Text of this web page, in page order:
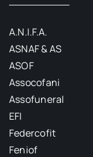
A.N.I.F.A.
ASNAF & AS
ASOF
Assocofani
Assofuneral
EFI
Federcofit
Feniof